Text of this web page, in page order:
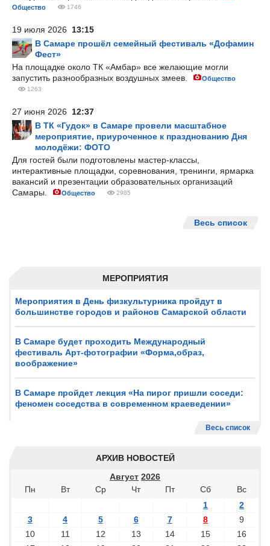
МЕРОПРИЯТИЯ
Мероприятия в День физкультурника пройдут в
большинстве городов и районов Самарской области
В Самаре будет проходить Международный
фестиваль Арт-фотографии «Форма,образ,
воображение»
В Самаре пройдет лекция «На пирог пришли соседи:
феномен соседства в современном краеведении»
Весь список
АРХИВ НОВОСТЕЙ
Август 2026
Пн
Вт Ср Чт Пт Сб
Вс
1
2
3
4 5 6 7 8
9
10
11 12 13 14 15
16
Общество 1746
19 июля 2026 13:15
В Самаре прошёл семейный фестиваль «Дофамин
Фест»
На площадке около ТК «Амбар» все желающие могли
запустить разнообразных воздушных змеев.
Общество
1263
27 июня 2026 12:37
В ТК «Гудок» в Самаре провели масштабное
мероприятие, приуроченное к празднованию Дня
молодёжи: ФОТО
Для гостей были подготовлены мастер-классы,
интерактивные площадки, соревнования, тренинги, ярмарка
вакансий и презентации образовательных организаций
Самары.
Общество 2985
Весь список